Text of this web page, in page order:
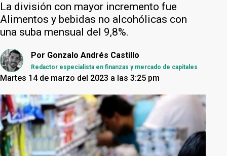
La división con mayor incremento fue
Alimentos y bebidas no alcohólicas con
una suba mensual del 9,8%.
Por Gonzalo Andrés Castillo
Redactor especialista en finanzas y mercado de capitales
Martes 14 de marzo del 2023 a las 3:25 pm